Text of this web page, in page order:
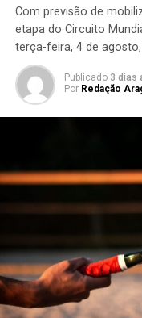
Com previsão de
etapa do Circuito
terça-feira, 4 de
Publicado 3 dias
Por Redação